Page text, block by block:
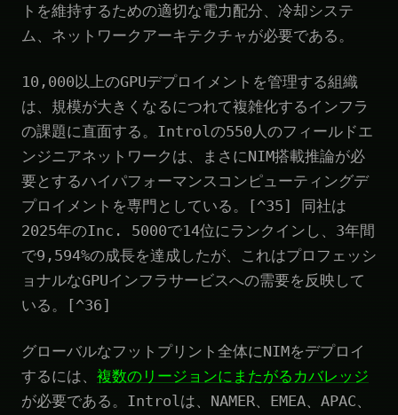
トを維持するための適切な電力配分、冷却システ
ム、ネットワークアーキテクチャが必要である。
10,000以上のGPUデプロイメントを管理する組織
は、規模が大きくなるにつれて複雑化するインフラ
の課題に直面する。Introlの550人のフィールドエ
ンジニアネットワークは、まさにNIM搭載推論が必
要とするハイパフォーマンスコンピューティングデ
プロイメントを専門としている。[^35] 同社は
2025年のInc. 5000で14位にランクインし、3年間
で9,594%の成長を達成したが、これはプロフェッシ
ョナルなGPUインフラサービスへの需要を反映して
いる。[^36]
グローバルなフットプリント全体にNIMをデプロイ
するには、 複数のリージョンにまたがるカバレッジ
が必要である。Introlは、NAMER、EMEA、APAC、